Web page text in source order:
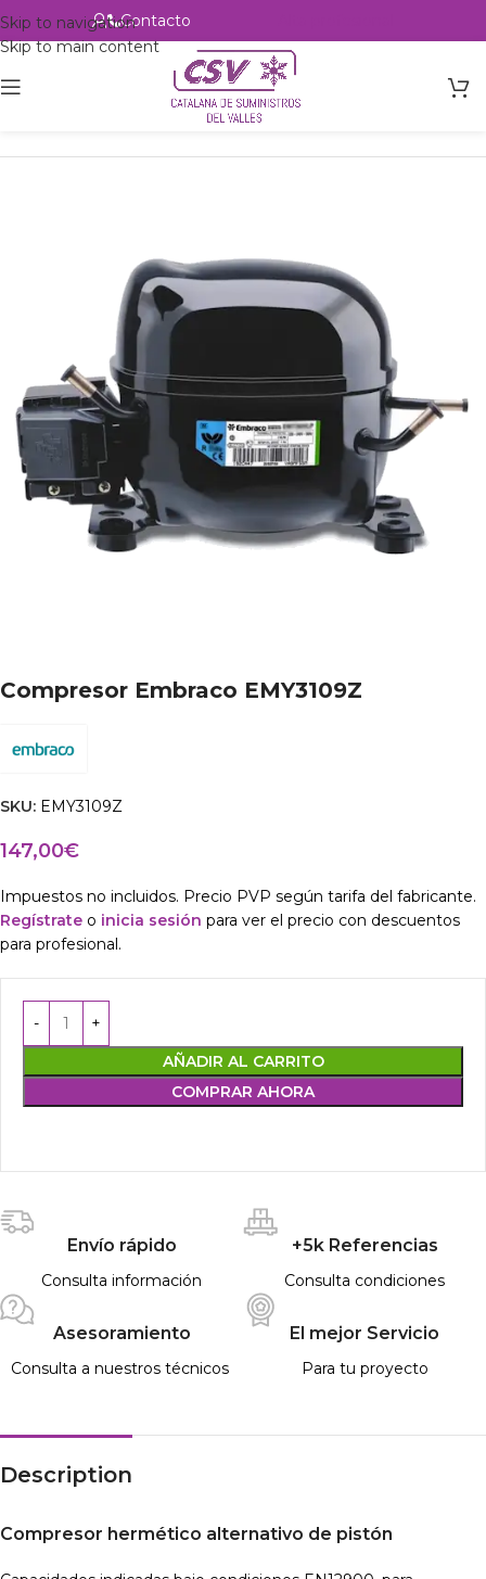
Skip to navigation
Skip to main content
Contacto
Refrigeración Compresores
Compresor Embraco EMY3109Z
SKU: EMY3109Z
147,00€
Impuestos no incluidos. Precio PVP según tarifa del fabricante.
Regístrate o inicia sesión para ver el precio con descuentos
para profesional.
AÑADIR AL CARRITO
COMPRAR AHORA
Envío rápido
Consulta información
+5k Referencias
Consulta condiciones
Asesoramiento
Consulta a nuestros técnicos
El mejor Servicio
Para tu proyecto
Description
Compresor hermético alternativo de pistón